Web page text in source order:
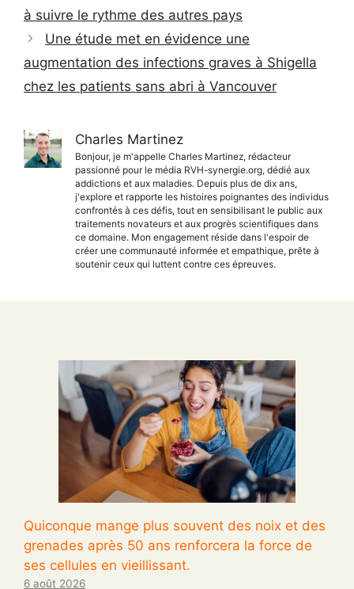
à suivre le rythme des autres pays
Une étude met en évidence une
augmentation des infections graves à Shigella
chez les patients sans abri à Vancouver
Charles Martinez
Bonjour, je m'appelle Charles Martinez, rédacteur
passionné pour le média RVH-synergie.org, dédié aux
addictions et aux maladies. Depuis plus de dix ans,
j'explore et rapporte les histoires poignantes des individus
confrontés à ces défis, tout en sensibilisant le public aux
traitements novateurs et aux progrès scientifiques dans
ce domaine. Mon engagement réside dans l'espoir de
créer une communauté informée et empathique, prête à
soutenir ceux qui luttent contre ces épreuves.
Quiconque mange plus souvent des noix et des
grenades après 50 ans renforcera la force de
ses cellules en vieillissant.
6 août 2026